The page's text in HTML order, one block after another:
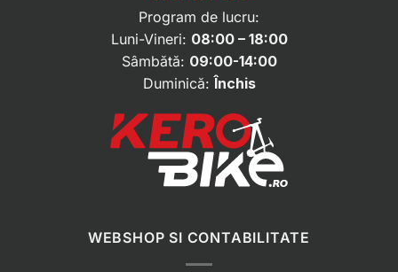
Program de lucru:
Luni-Vineri: 08:00 – 18:00
Sâmbătă: 09:00-14:00
Duminică: Închis
WEBSHOP SI CONTABILITATE